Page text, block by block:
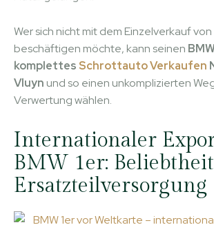
Wer sich nicht mit dem Einzelverkauf
beschäftigen möchte, kann seinen
komplettes Schrottauto Verkaufen
Vluyn und so einen unkomplizierten
Verwertung wählen.
Internationaler
BMW 1er:
Ersatzteilversorgung